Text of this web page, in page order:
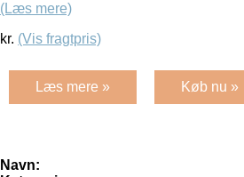
(Læs mere)
kr. (Vis fragtpris)
Læs mere » Køb nu »
Navn: